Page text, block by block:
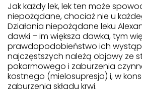
Jak każdy lek, lek ten może
niepożądane, chociaż nie u
Działania niepożądane leku
dawki – im większa dawka, tym
prawdopodobieństwo ich
najczęstszych należą objawy ze
pokarmowego i zaburzenia
kostnego (mielosupresja) i, w
zaburzenia składu krwi.